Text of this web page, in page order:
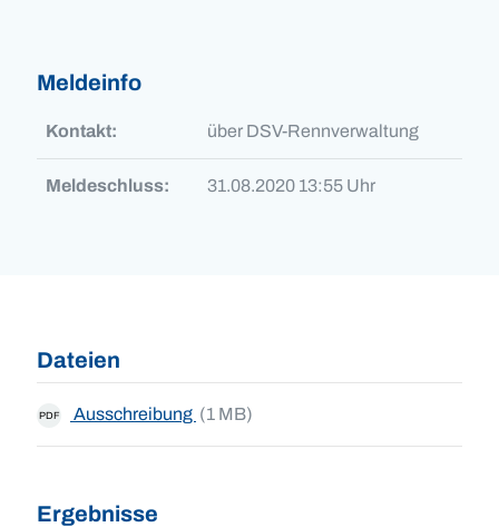
Meldeinfo
Kontakt: über DSV-Rennverwaltung
Meldeschluss: 31.08.2020 13:55 Uhr
Dateien
PDF Ausschreibung (1 MB)
Ergebnisse